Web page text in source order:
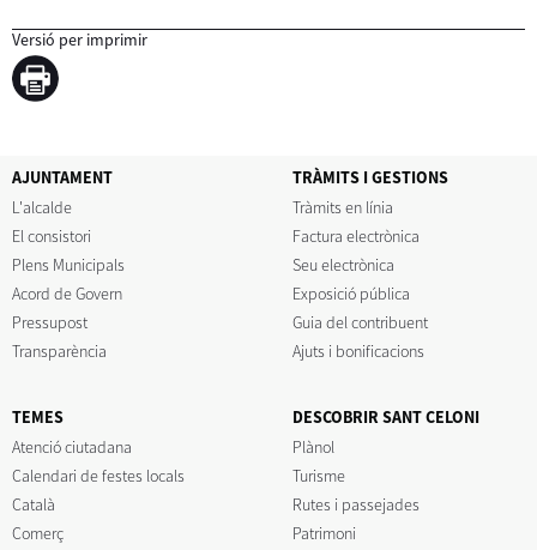
Versió per imprimir
AJUNTAMENT
L'alcalde
El consistori
Plens Municipals
Acord de Govern
Pressupost
Transparència
TRÀMITS I GESTIONS
Tràmits en línia
Factura electrònica
Seu electrònica
Exposició pública
Guia del contribuent
Ajuts i bonificacions
TEMES
Atenció ciutadana
Calendari de festes locals
Català
Comerç
DESCOBRIR SANT CELONI
Plànol
Turisme
Rutes i passejades
Patrimoni